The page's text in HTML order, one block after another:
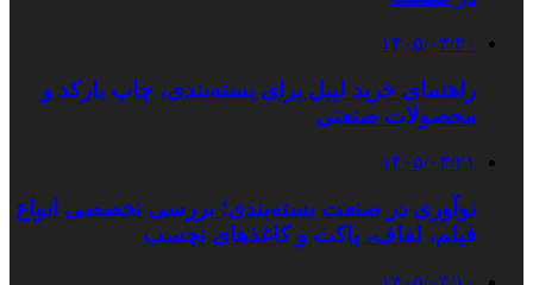
۱۴۰۵/۰۳/۳۰
راهنمای خرید لیبل برای بسته‌بندی، چاپ بارکد و
محصولات صنعتی
۱۴۰۵/۰۳/۲۱
نوآوری در صنعت بسته‌بندی؛ بررسی تخصصی انواع
فیلم، لفاف، پاکت و کاغذهای نچسب